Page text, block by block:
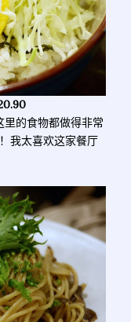
的食物都做得非常
我太喜欢这家餐厅